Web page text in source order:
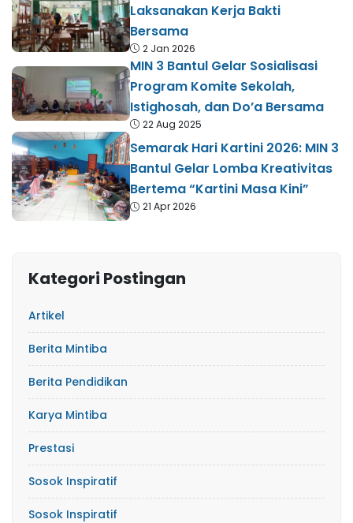
Laksanakan Kerja Bakti
Bersama
2 Jan 2026
MIN 3 Bantul Gelar Sosialisasi
Program Komite Sekolah,
Istighosah, dan Do’a Bersama
22 Aug 2025
Semarak Hari Kartini 2026: MIN 3
Bantul Gelar Lomba Kreativitas
Bertema “Kartini Masa Kini”
21 Apr 2026
Kategori Postingan
Artikel
Berita Mintiba
Berita Pendidikan
Karya Mintiba
Prestasi
Sosok Inspiratif
Sosok Inspiratif